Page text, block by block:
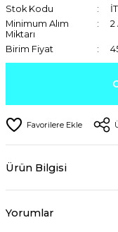
Stok Kodu
Minimum Alım
Miktarı
2
Birim Fiyat
Ürün Bilgisi
Yorumlar